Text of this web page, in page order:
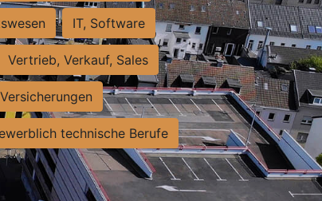
IT, Software
Vertrieb, Verkauf, Sales
technische Berufe